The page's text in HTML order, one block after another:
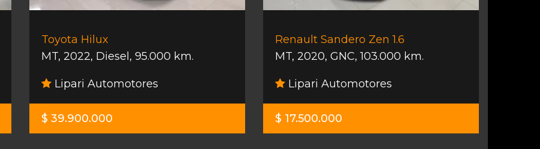
Toyota Hilux
MT, 2022, Diesel , 95.000 km.
Lipari Automotores
$ 39.900.000
Renault Sandero Zen 1.6
MT, 2020, GNC,103.000 km.
Lipari Automotores
$ 17.500.000